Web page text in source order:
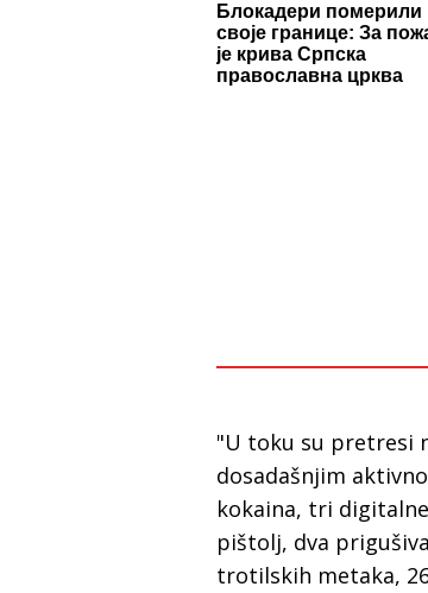
Блокадери померили
своје границе: За
је крива Српска
православна црква
"U toku su pretresi
dosadašnjim
kokaina, tri
pištolj, dva
trotilskih metaka,